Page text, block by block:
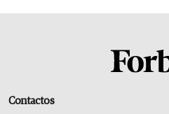
Contactos